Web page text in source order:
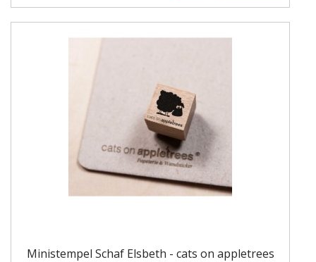
Ministempel Schaf Elsbeth - cats on appletrees